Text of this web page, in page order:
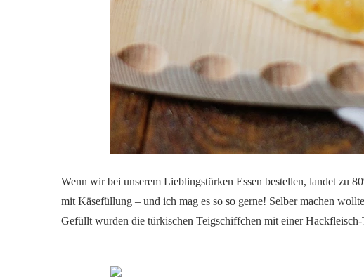
Wenn wir bei unserem Lieblingstürken Essen bestellen, landet zu
mit Käsefüllung – und ich mag es so so gerne! Selber machen
Gefüllt wurden die türkischen Teigschiffchen mit einer